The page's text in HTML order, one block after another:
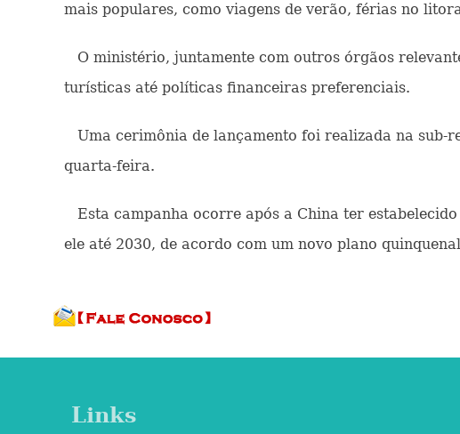
mais populares, como viagens de verão, férias no
O ministério, juntamente com outros órgãos
turísticas até políticas financeiras preferenciais.
Uma cerimônia de lançamento foi realizada na sub-
quarta-feira.
Esta campanha ocorre após a China ter
ele até 2030, de acordo com um novo plano
Links